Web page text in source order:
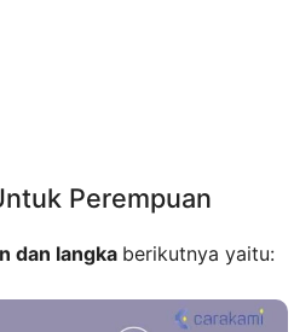
Perempuan
dan langka berikutnya yaitu: